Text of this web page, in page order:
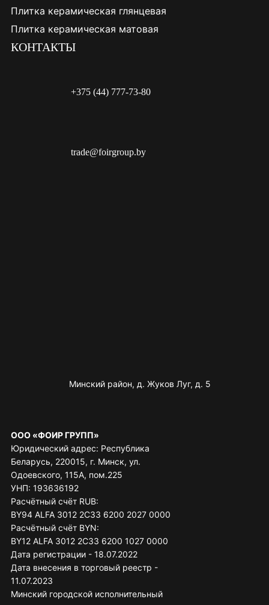
Плитка керамическая глянцевая
Плитка керамическая матовая
КОНТАКТЫ
+375 (44) 777-73-80
trade@foirgroup.by
Минский район, д. Жуков Луг, д. 5
ООО «ФОИР ГРУПП»
Юридический адрес: Республика
Беларусь, 220015, г. Минск, ул.
Одоевского, 115А, пом.225
УНП: 193636192
Расчётный счёт RUB:
BY94 ALFA 3012 2C33 6200 2027 0000
Расчётный счёт BYN:
BY12 ALFA 3012 2C33 6200 1027 0000
Дата регистрации - 18.07.2022
Дата внесения в торговый реестр -
11.07.2023
Минский городской исполнительный